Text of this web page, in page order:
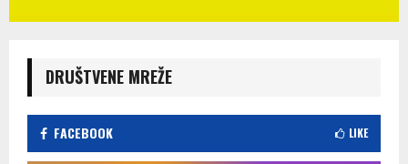
DRUŠTVENE MREŽE
FACEBOOK LIKE